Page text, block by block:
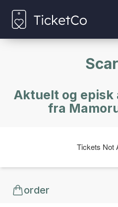
Aktuelt og
fra
Tickets Not
order